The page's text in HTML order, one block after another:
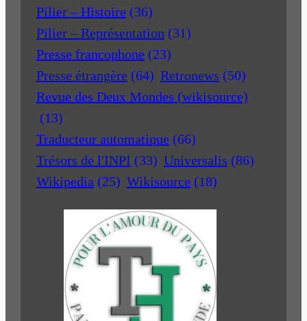
Pilier – Histoire (36)
Pilier – Représentation (31)
Presse francophone (23)
Presse étrangère (64) Retronews (50)
Revue des Deux Mondes (wikisource)
(13)
Traducteur automatique (66)
Trésors de l'INPI (33) Universalis (86)
Wikipedia (25) Wikisource (18)